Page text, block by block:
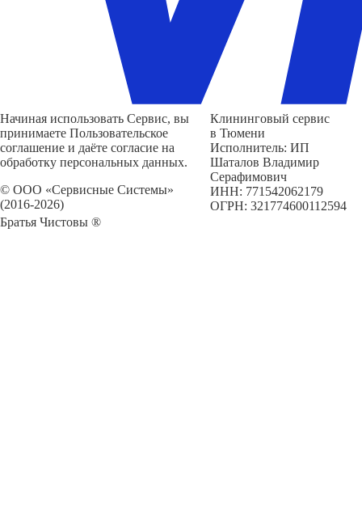
Начиная использовать Сервис, вы
принимаете Пользовательское
соглашение и даёте согласие на
обработку персональных данных.
© ООО «Сервисные Системы»
(2016-2026)
Братья Чистовы ®
Клининговый сервис
в Тюмени
Исполнитель: ИП
Шаталов Владимир
Серафимович
ИНН: 771542062179
ОГРН: 321774600112594